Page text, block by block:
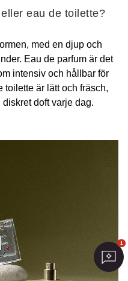
eau de toilette?
med en djup och
Eau de parfum är det
intensiv och hållbar för
toilette är lätt och fräsch,
doft varje dag.
1